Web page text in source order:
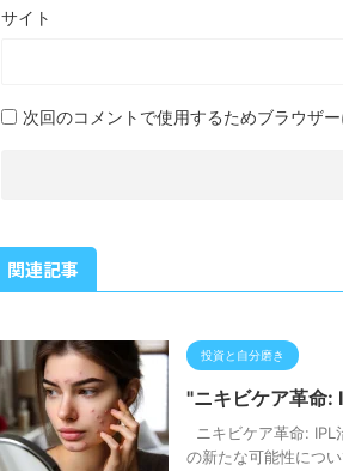
サイト
次回のコメントで使用するためブラウザ
関連記事
投資と自分磨き
"ニキビケア革命:
ニキビケア革命: IPL
の新たな可能性につ